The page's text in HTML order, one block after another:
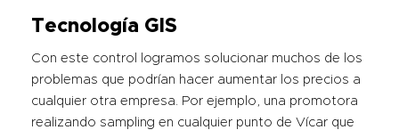
Tecnología GIS
Con este control logramos solucionar muchos de los
problemas que podrían hacer aumentar los precios a
cualquier otra empresa. Por ejemplo, una promotora
realizando sampling en cualquier punto de Vícar que